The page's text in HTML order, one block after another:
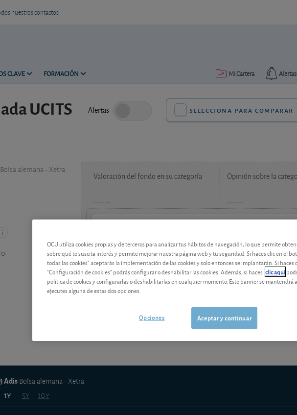
nuestros contactos
CLAVE FORMACIÓN Alertas
Mi Cartera
UCITS Alertas selecciona para comparar
Bolsa alemana - Xetra
Valoración del fondo en su categoría Opinión sobre la
Los análisis y consejos de nuestros expertos están reservados a
Los análisis y consejos de nuestros
1y 5y 10y
AdisBolsa alemana - Xetra
OCU utiliza cookies propias y de terceros para analizar tus hábitos de navegación, lo que permite
sobre qué te suscita interés y permite mejorar nuestra página web y tu seguridad. Si haces clic en el
todas las cookies" aceptarás la implementación de las cookies y solo entonces se implantarán. Si haces
"Configuración de cookies" podrás configurar o deshabilitar las cookies. Además, si haces clic aquí
política de cookies y configurarlas o deshabilitarlas en cualquier momento. Este banner se mantendrá
ejecutes alguna de estas dos opciones.
Aceptar y continuar
Opciones